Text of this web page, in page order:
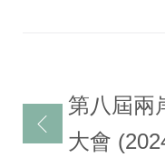
Post
navigation
第八屆兩
大會